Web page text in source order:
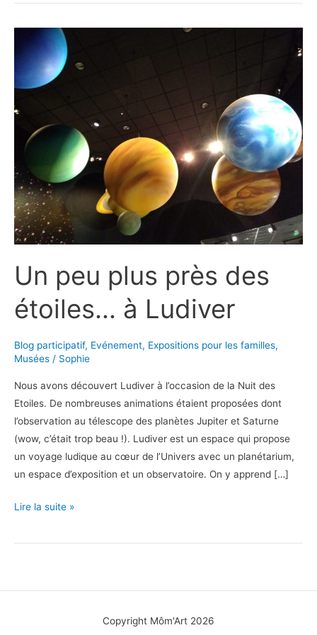
Un peu plus près des
étoiles… à Ludiver
Blog participatif, Evénement, Expositions pour les familles,
Musées / Sophie
Nous avons découvert Ludiver à l’occasion de la Nuit des
Etoiles. De nombreuses animations étaient proposées dont
l’observation au télescope des planètes Jupiter et Saturne
(wow, c’était trop beau !). Ludiver est un espace qui propose
un voyage ludique au cœur de l’Univers avec un planétarium,
un espace d’exposition et un observatoire. On y apprend […]
Un
plus
étoiles…
Lire la suite »
Copyright Môm'Art 2026